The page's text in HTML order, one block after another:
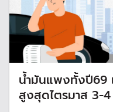
น้ำมันแพงทั้งปี69
สูงสุดไตรมาส 3-4